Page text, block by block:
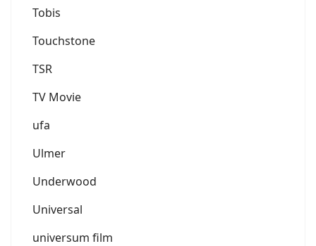
Tobis
Touchstone
TSR
TV Movie
ufa
Ulmer
Underwood
Universal
universum film